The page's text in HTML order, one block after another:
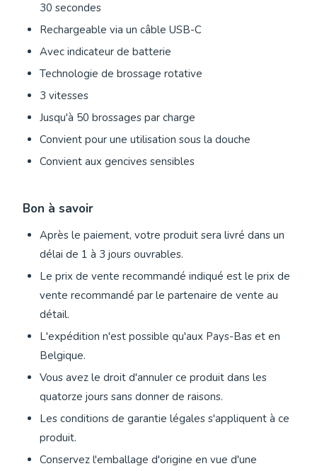
30 secondes
Rechargeable via un câble USB-C
Avec indicateur de batterie
Technologie de brossage rotative
3 vitesses
Jusqu'à 50 brossages par charge
Convient pour une utilisation sous la douche
Convient aux gencives sensibles
Bon à savoir
Après le paiement, votre produit sera livré dans un
délai de 1 à 3 jours ouvrables.
Le prix de vente recommandé indiqué est le prix de
vente recommandé par le partenaire de vente au
détail.
L'expédition n'est possible qu'aux Pays-Bas et en
Belgique.
Vous avez le droit d'annuler ce produit dans les
quatorze jours sans donner de raisons.
Les conditions de garantie légales s'appliquent à ce
produit.
Conservez l'emballage d'origine en vue d'une